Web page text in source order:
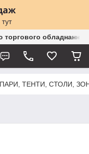
обладнання
ТЕНТИ, СТОЛИ,